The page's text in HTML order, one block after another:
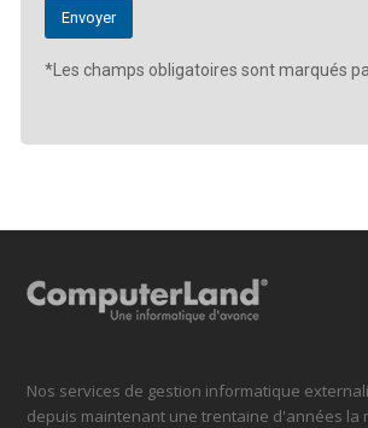
*Les champs obligatoires sont marqués
Nos services de gestion informatique
depuis maintenant une trentaine d'années la